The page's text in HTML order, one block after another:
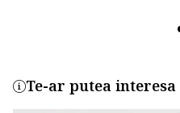
Te-ar putea interesa